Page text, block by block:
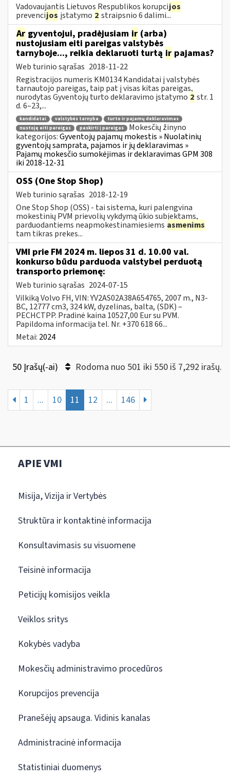
Vadovaujantis Lietuvos Respublikos korupcijos
prevencijos įstatymo 2 straipsnio 6 dalimi...
Ar gyventojui, pradėjusiam ir (arba)
nustojusiam eiti pareigas valstybės
tarnyboje..., reikia deklaruoti turtą ir pajamas?
Web turinio sąrašas 2018-11-22
Registracijos numeris KM0134 Kandidatai į valstybės
tarnautojo pareigas, taip pat į visas kitas pareigas,
nurodytas Gyventojų turto deklaravimo įstatymo 2 str. 1
d. 6–23,...
kandidatai valstybės tarnyba
turto ir pajamų deklaravimas
nustoję eiti pareigas
paskirti į pareigas
Mokesčių žinyno
kategorijos:Gyventojų pajamų mokestis » Nuolatinių
gyventojų samprata, pajamos ir jų deklaravimas »
Pajamų mokesčio sumokėjimas ir deklaravimas GPM 308
iki 2018-12-31
OSS (One Stop Shop)
Web turinio sąrašas 2018-12-19
One Stop Shop (OSS) - tai sistema, kuri palengvina
mokestinių PVM prievolių vykdymą ūkio subjektams,
parduodantiems neapmokestinamiesiems asmenims
tam tikras prekes...
VMI prie FM 2024 m. liepos 31 d. 10.00 val.
konkurso būdu parduoda valstybei perduotą
transporto priemonę:
Web turinio sąrašas 2024-07-15
Vilkiką Volvo FH, VIN: YV2AS02A38A654765, 2007 m., N3-
BC, 12777 cm3, 324 kW, dyzelinas, balta, (SDK) –
PECHCTPP. Pradinė kaina 10527,00 Eur su PVM.
Papildoma informacija tel. Nr. +370 618 66...
Metai: 2024
50 Įrašų(-ai) Rodoma nuo 501 iki 550 iš 7,292 irašų.
1 ... 10 11 12 ... 146
APIE VMI
Misija, Vizija ir Vertybės
Struktūra ir kontaktinė informacija
Konsultavimasis su visuomene
Teisinė informacija
Peticijų komisijos veikla
Veiklos sritys
Kokybės vadyba
Mokesčių administravimo procedūros
Korupcijos prevencija
Pranešėjų apsauga. Vidinis kanalas
Administracinė informacija
Statistiniai duomenys